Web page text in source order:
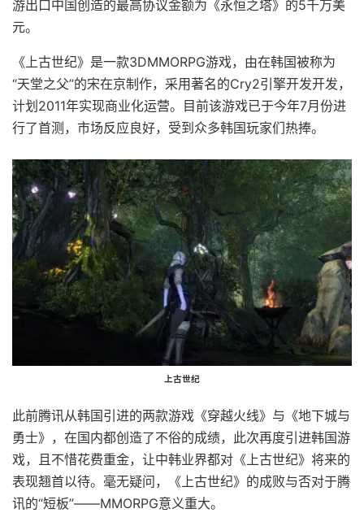
游出口中国创造的最高协议金额为《永恒之塔》的5千万美
元。
《上古世纪》是一款3DMMORPG游戏，由在韩国被称为
“天堂之父”的宋在京制作，采用著名的Cry2引擎开发开发，
计划2011年实现商业化运营。目前该游戏已于今年7月份进
行了首测，市场反应良好，受到众多韩国玩家们热捧。
上古世纪
此前腾讯从韩国引进的两款游戏《穿越火线》与《地下城与
勇士》，在国内都创造了不俗的成绩，此次再度引进韩国游
戏，且不惜花费重金，让中韩业界都对《上古世纪》将来的
表现翘首以待。毫无疑问，《上古世纪》的成败与否对于腾
讯的“短板”——MMORPG意义重大。